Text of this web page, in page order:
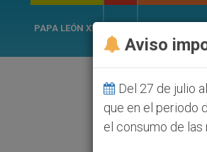
PAPA LEÓN XIV
Aviso
Del 27 de julio
que en el periodo
el consumo de las